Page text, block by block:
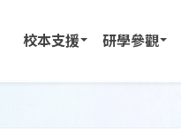
校本支援 研學參觀